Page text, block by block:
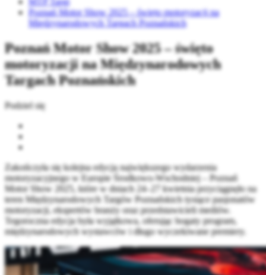
Poznań Motor Show 2025 – święto motoryzacji na
Międzynarodowych Targach Poznańskich
Poznań Motor Show 2025 – święto
motoryzacji na Międzynarodowych
Targach Poznańskich
Podziel się
Zakończyła się kolejna edycja największego wydarzenia
motoryzacyjnego w Europie Środkowo-Wschodniej – Poznań
Motor Show 2025, które w dniach 24–27 kwietnia przyciągnęło na
teren Międzynarodowych Targów Poznańskich tysiące pasjonatów
motoryzacji, ekspertów branży oraz przedstawicieli mediów.
Tegoroczna edycja była wyjątkowa, oferując bogaty program,
międzynarodowych wystawców i długo wyczekiwane premiery.